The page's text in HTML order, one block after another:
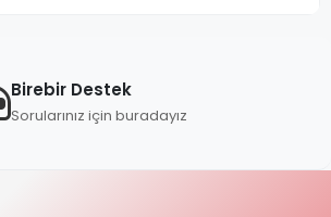
Birebir Destek
Sorularınız için buradayız